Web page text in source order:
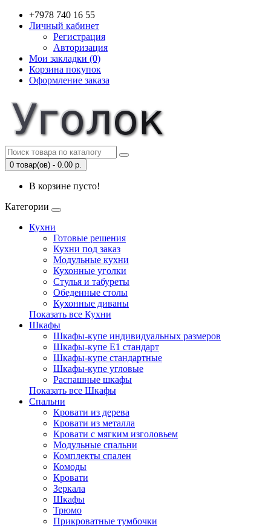
+7978 740 16 55
Личный кабинет
Регистрация
Авторизация
Мои закладки (0)
Корзина покупок
Оформление заказа
0 товар(ов) - 0.00 р.
В корзине пусто!
Категории
Кухни
Готовые решения
Кухни под заказ
Модульные кухни
Кухонные уголки
Стулья и табуреты
Обеденные столы
Кухонные диваны
Показать все Кухни
Шкафы
Шкафы-купе индивидуальных размеров
Шкафы-купе Е1 стандарт
Шкафы-купе стандартные
Шкафы-купе угловые
Распашные шкафы
Показать все Шкафы
Спальни
Кровати из дерева
Кровати из металла
Кровати с мягким изголовьем
Модульные спальни
Комплекты спален
Комоды
Кровати
Зеркала
Шкафы
Трюмо
Прикроватные тумбочки